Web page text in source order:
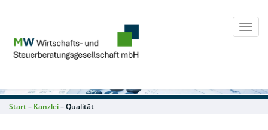
Start– Kanzlei– Qualität